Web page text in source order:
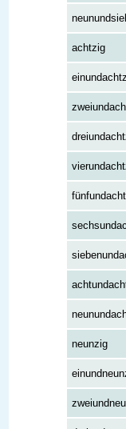
achtzig
neunzig